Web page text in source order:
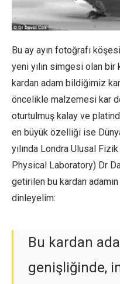
Bu ay ayın fotoğrafı
yeni yılın simgesi olan bir
kardan adam bildiğimiz
öncelikle malzemesi kar
oturtulmuş kalay ve
en büyük özelliği ise
yılında Londra Ulusal
Physical Laboratory) Dr
getirilen bu kardan
dinleyelim:
Bu kardan
genişliğinde,